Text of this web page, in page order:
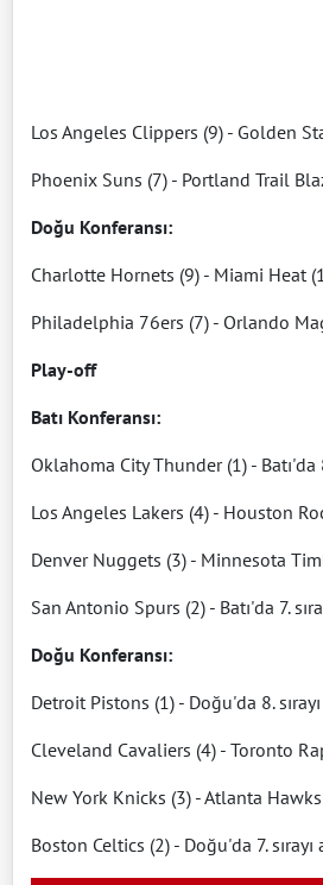
Los Angeles Clippers (9) - Golden
Phoenix Suns (7) - Portland Trail
Doğu Konferansı:
Charlotte Hornets (9) - Miami Heat
Philadelphia 76ers (7) - Orlando
Play-off
Batı Konferansı:
Oklahoma City Thunder (1) - Batı'da
Los Angeles Lakers (4) - Houston
Denver Nuggets (3) - Minnesota
San Antonio Spurs (2) - Batı'da 7.
Doğu Konferansı:
Detroit Pistons (1) - Doğu'da 8.
Cleveland Cavaliers (4) - Toronto
New York Knicks (3) - Atlanta
Boston Celtics (2) - Doğu'da 7. sırayı